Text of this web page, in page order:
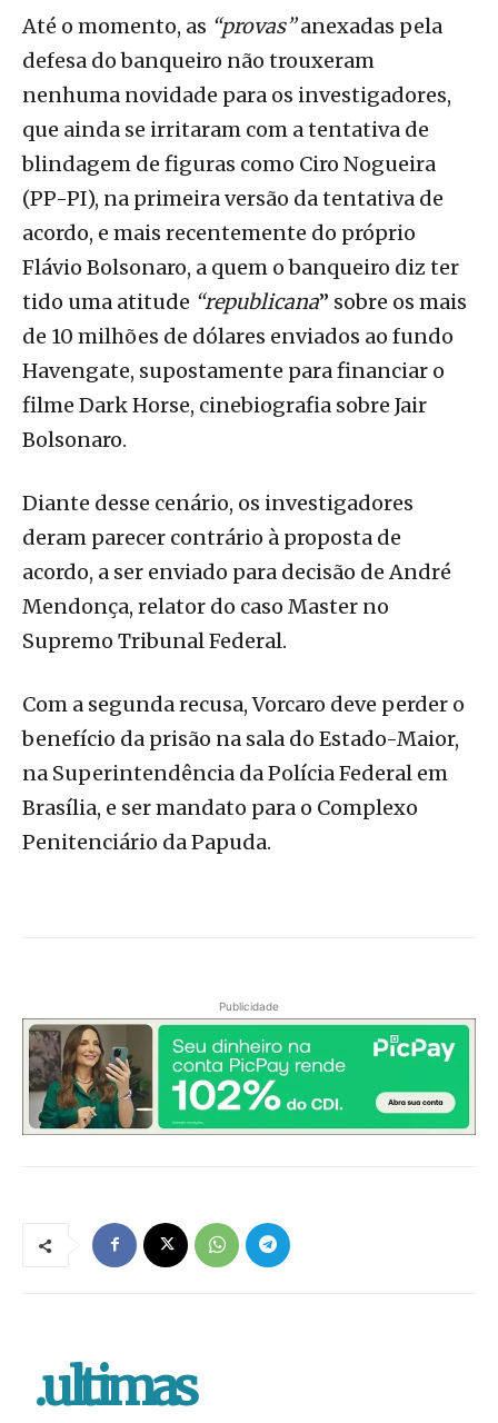
Até o momento, as “provas”anexadas pela
defesa do banqueiro não trouxeram
nenhuma novidade para os investigadores,
que ainda se irritaram com a tentativa de
blindagem de figuras como Ciro Nogueira
(PP-PI), na primeira versão da tentativa de
acordo, e mais recentemente do próprio
Flávio Bolsonaro, a quem o banqueiro diz ter
tido uma atitude “republicana” sobre os mais
de 10 milhões de dólares enviados ao fundo
Havengate, supostamente para financiar o
filme Dark Horse, cinebiografia sobre Jair
Bolsonaro.
Diante desse cenário, os investigadores
deram parecer contrário à proposta de
acordo, a ser enviado para decisão de André
Mendonça, relator do caso Master no
Supremo Tribunal Federal.
Com a segunda recusa, Vorcaro deve perder o
benefício da prisão na sala do Estado-Maior,
na Superintendência da Polícia Federal em
Brasília, e ser mandato para o Complexo
Penitenciário da Papuda.
Publicidade
.ultimas